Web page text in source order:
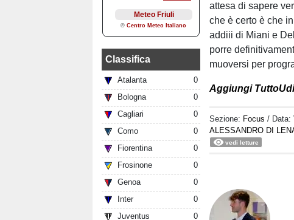
Classifica
Atalanta
0
Bologna
0
Cagliari
0
Como
0
Fiorentina
0
Frosinone
0
Genoa
0
Inter
0
Juventus
0
attesa di sapere
che è certo è che
addiii di Miani e
porre
muoversi per
Aggiungi
Sezione: Focus / Data:
ALESSANDRO DI
vedi letture